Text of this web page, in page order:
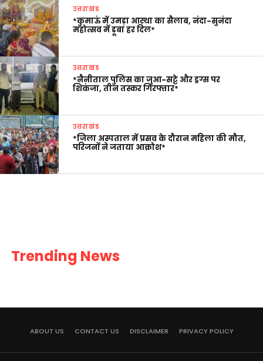
उत्तराखंड
*कुमाऊं में उमड़ा आस्था का सैलाब, नंदा-सुनंदा
महोत्सव में डूबा हर दिल*
उत्तराखंड
*नैनीताल पुलिस का जुआ-सट्टे और ड्रग्स पर
शिकंजा, तीन तस्कर गिरफ्तार*
उत्तराखंड
*जिला अस्पताल में प्रसव के दौरान महिला की मौत,
परिजनों ने जताया आक्रोश*
Trending News
ABOUT US CONTACT US DISCLAIMER PRIVACY POLICY